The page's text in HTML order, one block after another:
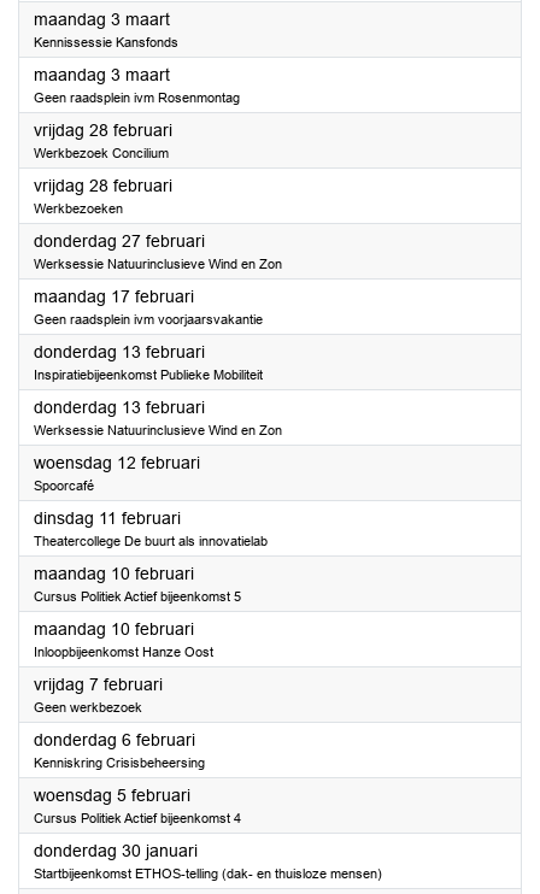
maandag 3 maart2025
Kennissessie Kansfonds
maandag 3 maart2025
Geen raadsplein ivm Rosenmontag
vrijdag 28 februari2025
Werkbezoek Concilium
vrijdag 28 februari2025
Werkbezoeken
donderdag 27 februari2025
Werksessie Natuurinclusieve Wind en Zon
maandag 17 februari2025
Geen raadsplein ivm voorjaarsvakantie
donderdag 13 februari2025
Inspiratiebijeenkomst Publieke Mobiliteit
donderdag 13 februari2025
Werksessie Natuurinclusieve Wind en Zon
woensdag 12 februari2025
Spoorcafé
dinsdag 11 februari2025
Theatercollege De buurt als innovatielab
maandag 10 februari2025
Cursus Politiek Actief bijeenkomst 5
maandag 10 februari2025
Inloopbijeenkomst Hanze Oost
vrijdag 7 februari2025
Geen werkbezoek
donderdag 6 februari2025
Kenniskring Crisisbeheersing
woensdag 5 februari2025
Cursus Politiek Actief bijeenkomst 4
donderdag 30 januari2025
Startbijeenkomst ETHOS-telling (dak- en thuisloze mensen)